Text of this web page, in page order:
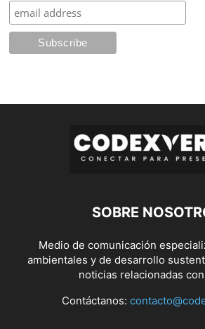
SOBRE
Medio de comunicación
ambientales y de desarrollo
noticias relacionadas
Contáctanos: